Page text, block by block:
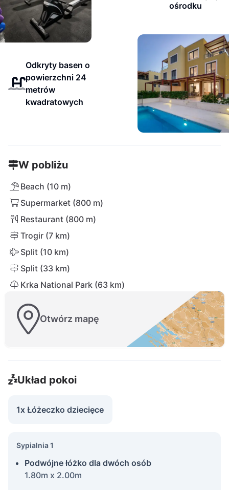
ośrodku
Odkryty basen o
powierzchni 24
metrów
kwadratowych
W pobliżu
Beach (10 m)
Supermarket (800 m)
Restaurant (800 m)
Trogir (7 km)
Split (10 km)
Split (33 km)
Krka National Park (63 km)
Otwórz mapę
Układ pokoi
1x Łóżeczko dziecięce
Sypialnia 1
Podwójne łóżko dla dwóch osób
1.80m x 2.00m